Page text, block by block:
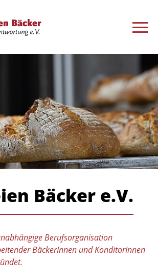
Bäcker e.V.
Berufsorganisation
BäckerInnen und KonditorInnen